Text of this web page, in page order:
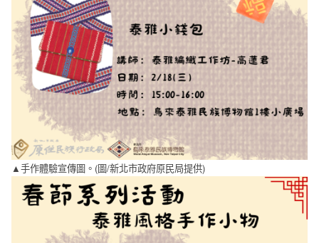
▲手作體驗宣傳圖。(圖/新北市政府原民局提供)